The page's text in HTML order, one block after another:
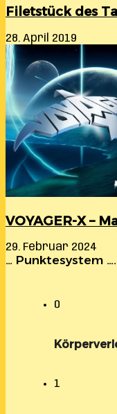
Filetstück des
28. April 2019
VOYAGER-X –
29. Februar 2024
… Punktesystem
0
1